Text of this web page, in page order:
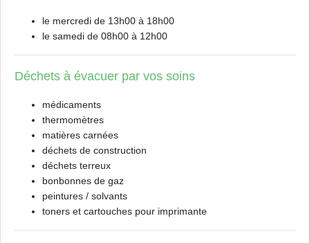
le mercredi de 13h00 à 18h00
le samedi de 08h00 à 12h00
Déchets à évacuer par vos soins
médicaments
thermomètres
matières carnées
déchets de construction
déchets terreux
bonbonnes de gaz
peintures / solvants
toners et cartouches pour imprimante